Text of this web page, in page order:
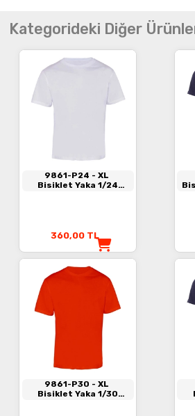
Kategorideki Diğer
9861-P24 - XL
Bisiklet Yaka 1/24
360,00 TL
9861-P30 - XL
Bisiklet Yaka 1/30